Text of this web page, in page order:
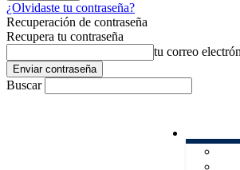
¿Olvidaste tu contraseña?
Recuperación de contraseña
Recupera tu contraseña
tu correo
Buscar